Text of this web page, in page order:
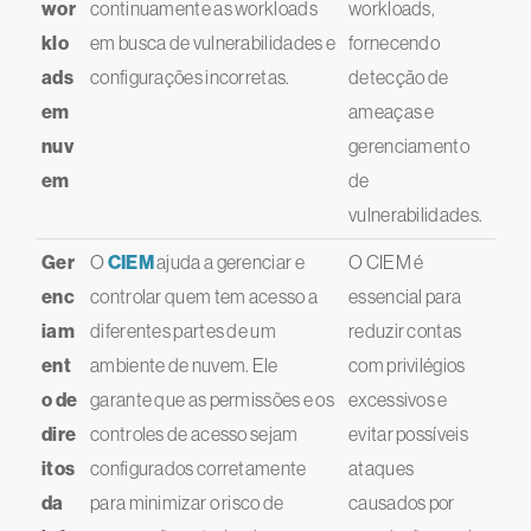
wor
klo
ads
em
nuv
em
continuamente as workloads
em busca de vulnerabilidades e
configurações incorretas.
workloads,
fornecendo
detecção de
ameaças e
gerenciamento
de
vulnerabilidades.
Ger
enc
iam
ent
o de
dire
itos
da
O CIEMajuda a gerenciar e
controlar quem tem acesso a
diferentes partes de um
ambiente de nuvem. Ele
garante que as permissões e os
controles de acesso sejam
configurados corretamente
para minimizar o risco de
O CIEM é
essencial para
reduzir contas
com privilégios
excessivos e
evitar possíveis
ataques
causados por